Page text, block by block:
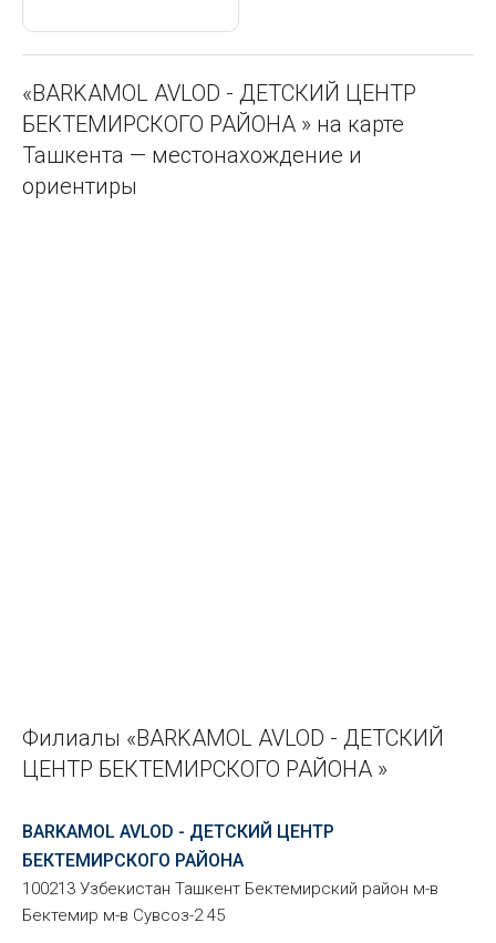
«BARKAMOL AVLOD - ДЕТСКИЙ ЦЕНТР
БЕКТЕМИРСКОГО РАЙОНА » на карте
Ташкента — местонахождение и
ориентиры
Филиалы «BARKAMOL AVLOD - ДЕТСКИЙ
ЦЕНТР БЕКТЕМИРСКОГО РАЙОНА »
BARKAMOL AVLOD - ДЕТСКИЙ ЦЕНТР
БЕКТЕМИРСКОГО РАЙОНА
100213 Узбекистан Ташкент Бектемирский район м-в
Бектемир м-в Сувсоз-2 45